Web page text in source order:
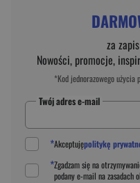
za
Nowości, promocje,
*Kod jednorazowego
Twój adres e-mail
*Akceptujępolitykę
*Zgadzam się na
podanye-mail na zasadach